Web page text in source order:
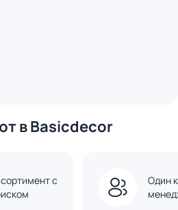
в Basicdecor
с
Один